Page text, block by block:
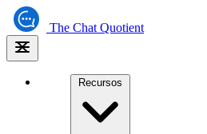
The Chat Quotient
Recursos